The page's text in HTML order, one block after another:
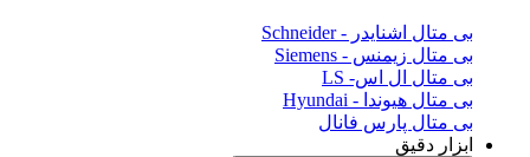
بی متال اشنایدر - Schneider
بی متال زیمنس - Siemens
بی متال ال اس- LS
بی متال هیوندا - Hyundai
بی متال پارس فانال
ابزار دقیق